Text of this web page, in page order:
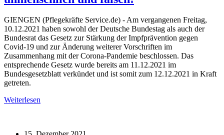
GIENGEN (Pflegekräfte Service.de) - Am vergangenen Freitag,
10.12.2021 haben sowohl der Deutsche Bundestag als auch der
Bundesrat das Gesetz zur Stärkung der Impfprävention gegen
Covid-19 und zur Änderung weiterer Vorschriften im
Zusammenhang mit der Corona-Pandemie beschlossen. Das
entsprechende Gesetz wurde bereits am 11.12.2021 im
Bundesgesetzblatt verkündet und ist somit zum 12.12.2021 in Kraft
getreten.
Weiterlesen